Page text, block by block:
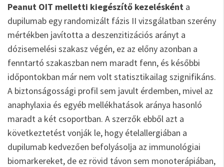
Peanut OIT melletti kiegészítő kezelésként a
dupilumab egy randomizált fázis II vizsgálatban szerény
mértékben javította a deszenzitizációs arányt a
dózisemelési szakasz végén, ez az előny azonban a
fenntartó szakaszban nem maradt fenn, és későbbi
időpontokban már nem volt statisztikailag szignifikáns.
A biztonságossági profil sem javult érdemben, mivel az
anaphylaxia és egyéb mellékhatások aránya hasonló
maradt a két csoportban. A szerzők ebből azt a
következtetést vonják le, hogy ételallergiában a
dupilumab kedvezően befolyásolja az immunológiai
biomarkereket, de ez rövid távon sem monoterápiában,